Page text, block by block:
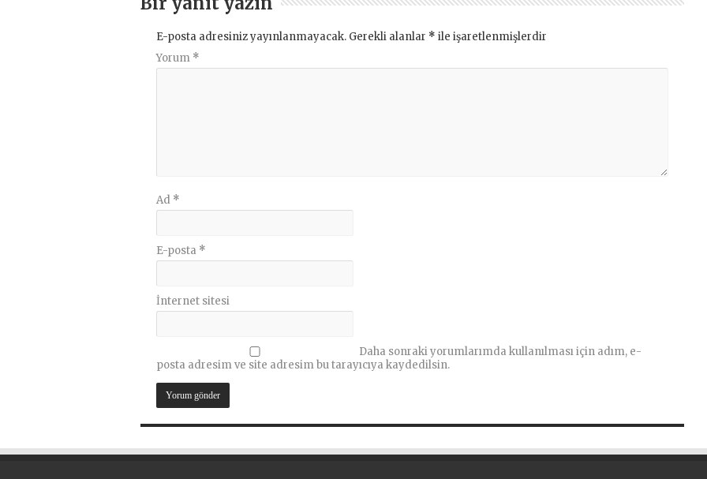
E-posta adresiniz yayınlanmayacak. Gerekli alanlar * ile işaretlenmişlerdir
Yorum *
Ad *
E-posta *
İnternet sitesi
Daha sonraki yorumlarımda kullanılması için adım, e-
posta adresim ve site adresim bu tarayıcıya kaydedilsin.